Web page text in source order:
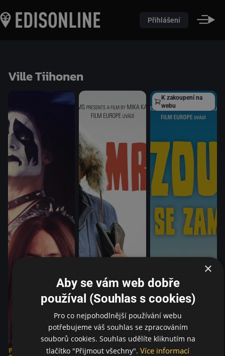
Přihlášení
Ville Tiihonen
K zakoupení na
webu
×
Aby se vám web dobře
používal (Souhlas s cookies)
Pro co nejpohodlnější používání webu
potřebujeme váš souhlas se zpracováním
souborů cookies. Souhlas udělíte kliknutím na
tlačítko "Přijmout všechny". Více informací